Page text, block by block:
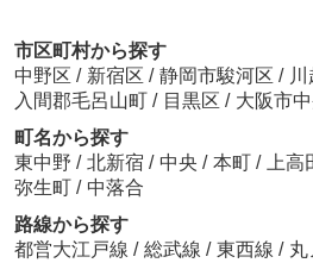
市区町村から探す
中野区 / 新宿区 / 静岡市駿河区 /
入間郡毛呂山町 / 目黒区 / 大阪市
町名から探す
東中野 / 北新宿 / 中央 / 本町 / 上高
弥生町 / 中落合
路線から探す
都営大江戸線 / 総武線 / 東西線 / 丸